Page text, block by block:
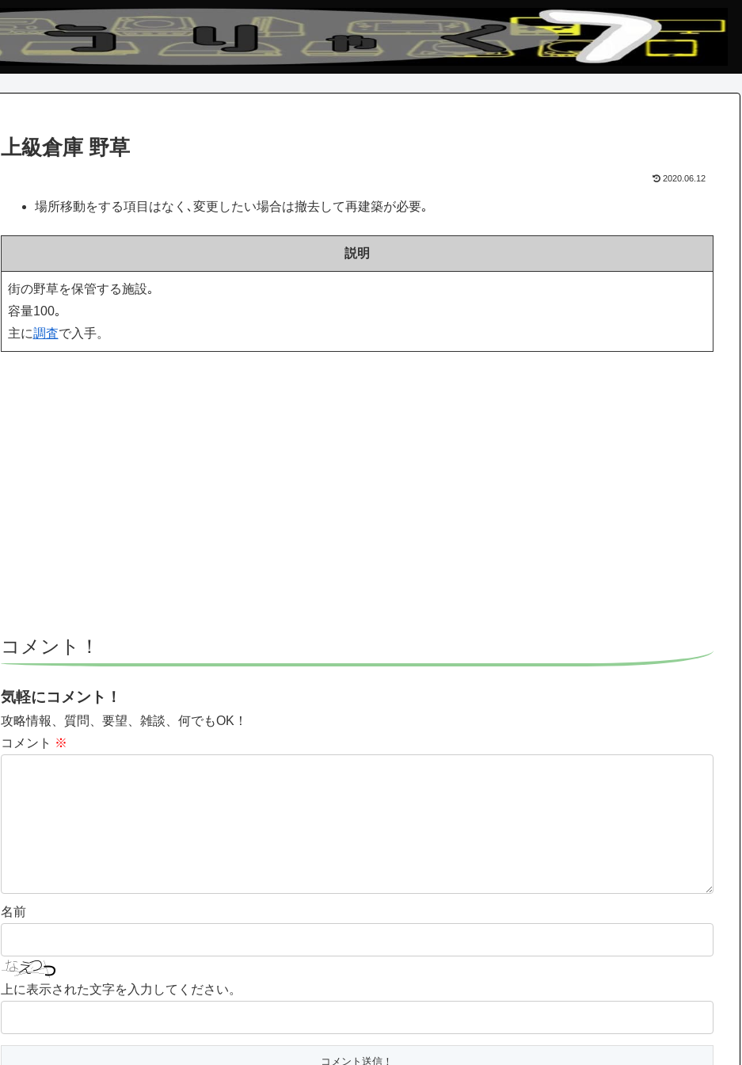
上級倉庫 野草
2020.06.12
場所移動をする項目はなく､変更したい場合は撤去して再建築が必要｡
説明
街の野草を保管する施設｡
容量100｡
主に調査で入手。
コメント！
気軽にコメント！
攻略情報、質問、要望、雑談、何でもOK！
コメント ※
名前
上に表示された文字を入力してください。